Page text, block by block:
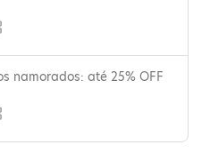
namorados: até 25% OFF